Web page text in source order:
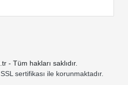
- Tüm hakları saklıdır.
sertifikası ile korunmaktadır.